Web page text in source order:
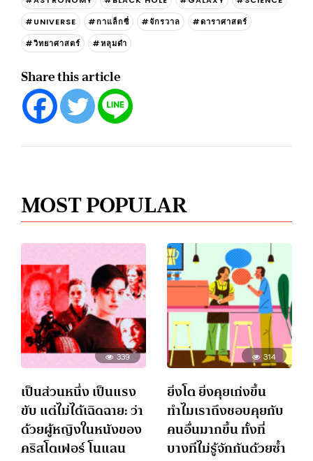
#UNIVERSE
#กาแล็กซี่ #จักรวาล
#ดาราศาสตร์
#วิทยาศาสตร์
#หลุมดำ
Share this article
MOST POPULAR
339
เป็นส่วนหนึ่ง เป็นแรง
ขับ แต่ไม่ได้เฉิดฉาย: ว่า
ด้วยผู้หญิงในหนังของ
คริสโตเฟอร์ โนแลน
314
ยิ่งโต ยิ่งคุยเก่งขึ้น
ทำไมเราถึงชอบคุยกับ
คนอื่นมากขึ้น ทั้งที่
บางทีไม่รู้จักกันด้วยซ้ำ